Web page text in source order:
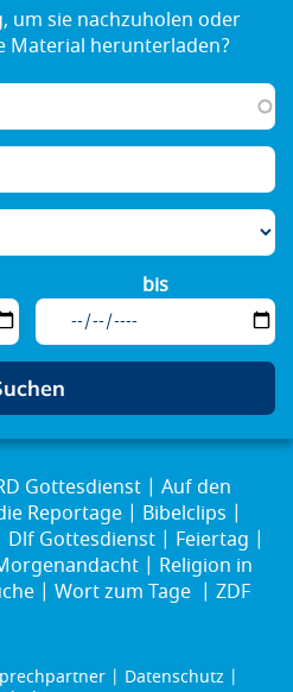
bis
Gottesdienst
Auf den
Reportage
Bibelclips
Dlf Gottesdienst
Feiertag
Religion in
Wort zum Tage
ZDF
Datenschutz